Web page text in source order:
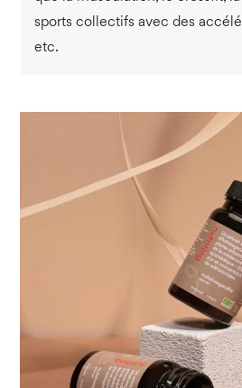
sports collectifs avec des
etc.